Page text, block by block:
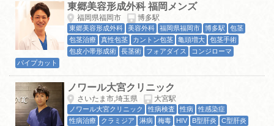
東郷美容形成外科 福岡メンズ
福岡県福岡市 博多駅
東郷美容形成外科 美容外科 福岡県福岡市 博多駅
包茎
包茎治療
真性包茎 カントン包茎 亀頭増大
包茎手術
包皮小帯形成術
長茎術 フォアダイス
コンジローマ
パイプカット
ノワール大宮クリニック
さいたま市,埼玉県 大宮駅
ノワール大宮クリニック 性病検査 性病
性感染症
性病治療
クラミジア 淋病 梅毒 HIV B型肝炎
C型肝炎